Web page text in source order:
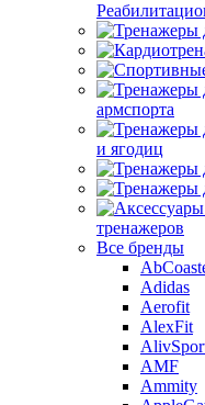
армспорта
и ягодиц
тренажеров
Все бренды
Adidas
Aerofit
AlexFit
AMF
Ammity